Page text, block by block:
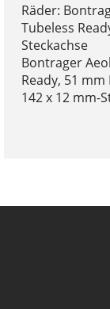
Räder:
Tubeless
Steckachse
Bontrager
Ready, 51
142 x 12 mm-